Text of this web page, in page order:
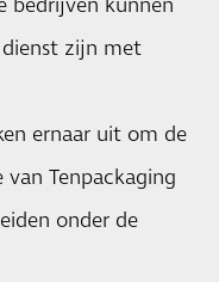
bedrijven kunnen
zijn met
ernaar uit om de
Tenpackaging
onder de